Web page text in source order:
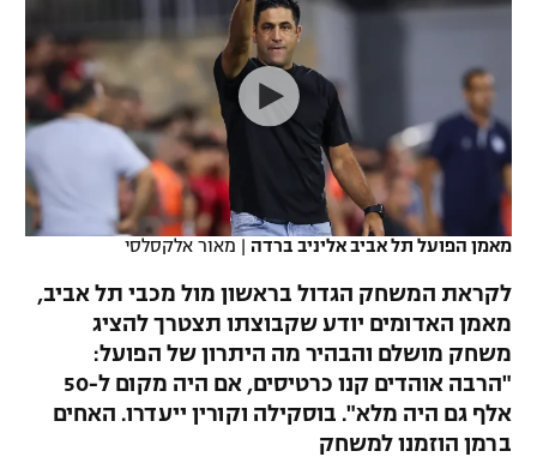
VOD
רץ ברשת
תוצאות
לוח שידורים
ברחבה
מכבי חיפה
בית"ר ירושלים
מכבי תל אביב
הפועל תל אביב
הפועל חיפה
הפועל באר שבע
מכבי נתניה
ליגה איטלקית
ליגה צרפתית
ליגה הולנדית
ליגה טורקית
ליגה ברזילאית
ליגות נוספות
מכבי תל אביב
הפועל חולון
הפועל ירושלים
דני אבדיה
יורוקאפ
טניס
כדוריד
שחייה
ג'ודו
אגרוף
ספורט אולימפי
מאמן הפועל תל אביב אליניב ברדה | מאור אלקסלסי
לקראת המשחק הגדול בראשון מול מכבי תל אביב,
מאמן האדומים יודע שקבוצתו תצטרך להציג
משחק מושלם והבהיר מה היתרון של הפועל:
"הרבה אוהדים קנו כרטיסים, אם היה מקום ל-50
אלף גם היה מלא". בוסקילה וקורין ייעדרו. האחים
ברמן הוזמנו למשחק